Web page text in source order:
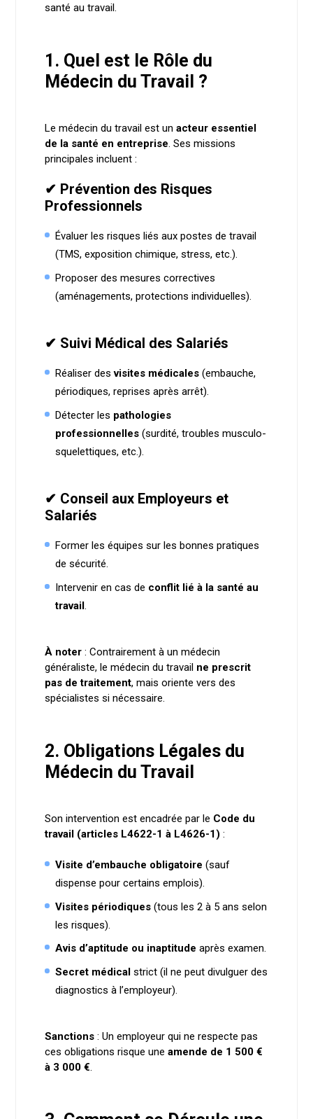
santé au travail.
1. Quel est le Rôle du
Médecin du Travail ?
Le médecin du travail est un acteur essentiel
de la santé en entreprise. Ses missions
principales incluent :
✔ Prévention des Risques
Professionnels
Évaluer les risques liés aux postes de travail
(TMS, exposition chimique, stress, etc.).
Proposer des mesures correctives
(aménagements, protections individuelles).
✔ Suivi Médical des Salariés
Réaliser desvisites médicales(embauche,
périodiques, reprises après arrêt).
Détecter les pathologies
professionnelles(surdité, troubles musculo-
squelettiques, etc.).
✔ Conseil aux Employeurs et
Salariés
Former les équipes sur les bonnes pratiques
de sécurité.
Intervenir en cas de conflit lié à la santé au
travail.
À noter: Contrairement à un médecin
généraliste, le médecin du travail ne prescrit
pas de traitement, mais oriente vers des
spécialistes si nécessaire.
2. Obligations Légales du
Médecin du Travail
Son intervention est encadrée par le Code du
travail (articles L4622-1 à L4626-1) :
Visite d’embauche obligatoire (sauf
dispense pour certains emplois).
Visites périodiques(tous les 2 à 5 ans selon
les risques).
Avis d’aptitude ou inaptitude après examen.
Secret médicalstrict (il ne peut divulguer des
diagnostics à l’employeur).
Sanctions: Un employeur qui ne respecte pas
ces obligations risque une amende de 1 500 €
à 3 000 €.